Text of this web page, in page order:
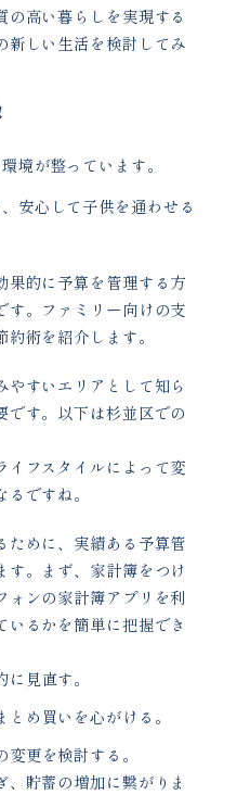
高い暮らしを実現する
新しい生活を検討してみ
境が整っています。
安心して子供を通わせる
果的に予算を管理する方
す。ファミリー向けの支
術を紹介します。
すいエリアとして知ら
です。以下は杉並区での
イフスタイルによって変
ですね。
ために、実績ある予算管
す。まず、家計簿をつけ
ォンの家計簿アプリを利
るかを簡単に把握でき
見直す。
め買いを心がける。
更を検討する。
貯蓄の増加に繋がりま